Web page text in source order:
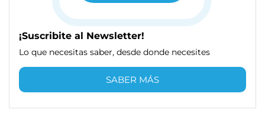
¡Suscribite al Newsletter!
Lo que necesitas saber, desde donde necesites
SABER MÁS